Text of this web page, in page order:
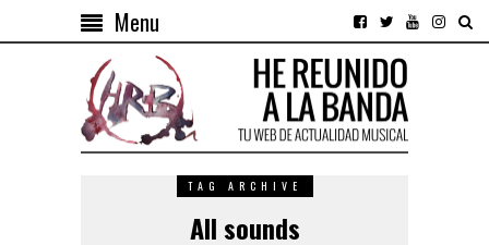
Menu
TAG ARCHIVE
All sounds